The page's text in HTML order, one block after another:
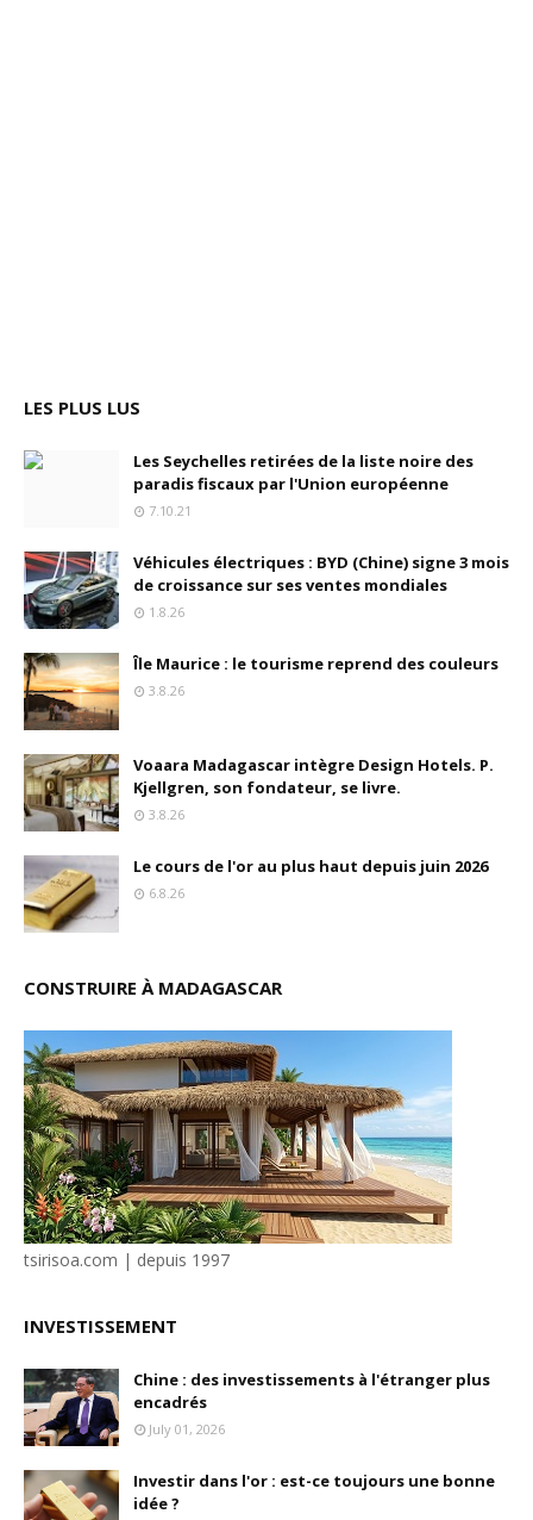
LES PLUS LUS
Les Seychelles retirées de la liste noire des
paradis fiscaux par l'Union européenne
7.10.21
Véhicules électriques : BYD (Chine) signe 3 mois
de croissance sur ses ventes mondiales
1.8.26
Île Maurice : le tourisme reprend des couleurs
3.8.26
Voaara Madagascar intègre Design Hotels. P.
Kjellgren, son fondateur, se livre.
3.8.26
Le cours de l'or au plus haut depuis juin 2026
6.8.26
CONSTRUIRE À MADAGASCAR
tsirisoa.com | depuis 1997
INVESTISSEMENT
Chine : des investissements à l'étranger plus
encadrés
July 01, 2026
Investir dans l'or : est-ce toujours une bonne
idée ?